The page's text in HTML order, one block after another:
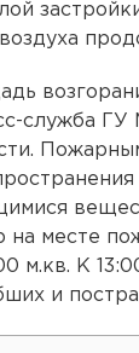
служба ГУ
на месте
м.кв. К
и